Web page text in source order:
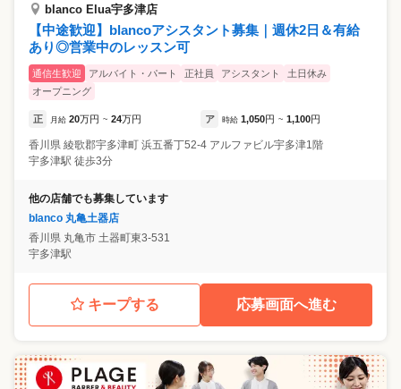
blanco Elua宇多津店
【中途歓迎】blancoアシスタント募集｜週休2日＆有給
あり◎営業中のレッスン可
通信生歓迎 アルバイト・パート 正社員 アシスタント
土日休み
オープニング
正 月給 20万円 ~ 24万円 ア 時給 1,050円 ~ 1,100円
香川県 綾歌郡宇多津町 浜五番丁52-4 アルファビル宇多津1階
宇多津駅 徒歩3分
他の店舗でも募集しています
blanco 丸亀土器店
香川県 丸亀市 土器町東3-531
宇多津駅
キープする 応募画面へ進む